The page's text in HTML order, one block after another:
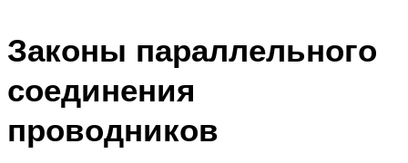
Законы параллельного
соединения
проводников